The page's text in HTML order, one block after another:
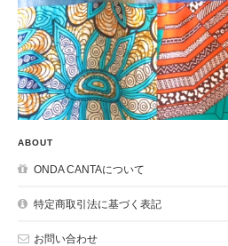
ABOUT
ONDA CANTAについて
特定商取引法に基づく表記
お問い合わせ